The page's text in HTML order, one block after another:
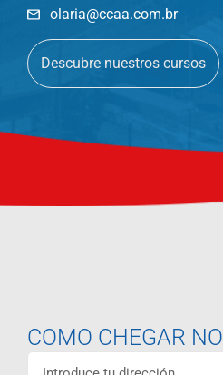
olaria@ccaa.com.br
Descubre nuestros cursos
COMO CHEGAR NO